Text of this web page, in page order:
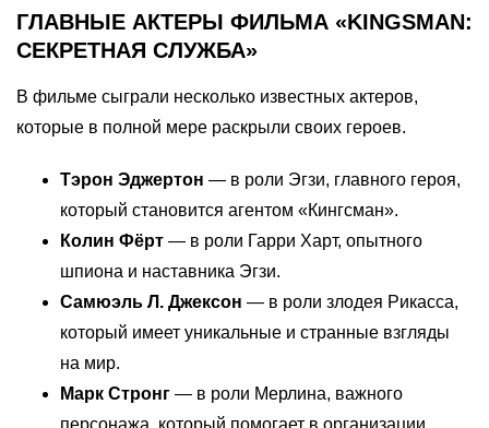
ГЛАВНЫЕ АКТЕРЫ ФИЛЬМА «KINGSMAN:
СЕКРЕТНАЯ СЛУЖБА»
В фильме сыграли несколько известных актеров,
которые в полной мере раскрыли своих героев.
Тэрон Эджертон — в роли Эгзи, главного героя,
который становится агентом «Кингсман».
Колин Фёрт — в роли Гарри Харт, опытного
шпиона и наставника Эгзи.
Самюэль Л. Джексон — в роли злодея Рикасса,
который имеет уникальные и странные взгляды
на мир.
Марк Стронг — в роли Мерлина, важного